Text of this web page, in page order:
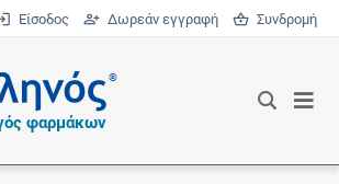
Είσοδος Δωρεάν εγγραφή Συνδρομή
®
φαρμάκων